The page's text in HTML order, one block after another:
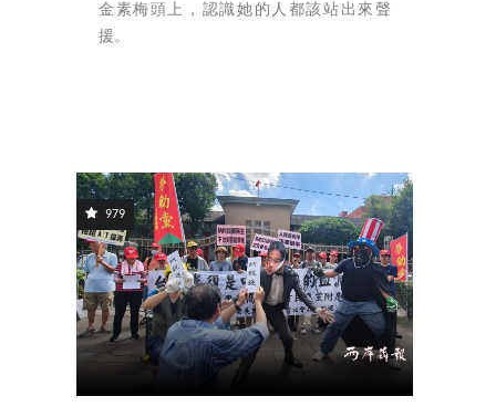
金素梅頭上，認識她的人都該站出來聲
援。
979